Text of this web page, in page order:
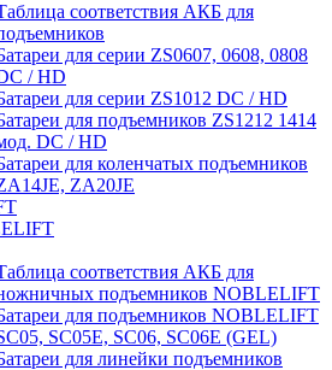
соответствия АКБ для
для серии ZS0607, 0608, 0808
/ HD
для серии ZS1012 DC / HD
для подъемников ZS1212 1414
DC / HD
для коленчатых подъемников
ZA20JE
соответствия АКБ для
подъемников NOBLELIFT
для подъемников NOBLELIFT
SC05E, SC06, SC06E (GEL)
для линейки подъемников